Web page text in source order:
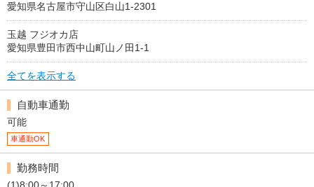
愛知県名古屋市守山区白山1-2301
玉越 フジオカ店
愛知県豊田市西中山町山ノ田1-1
全てを表示する
自動車通勤
可能
車通勤OK
勤務時間